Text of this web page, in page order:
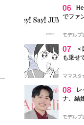
06
でファ
モデルプ
07
も乗せ
ママス
08
レ
ナ、結
点変更
モデルプ